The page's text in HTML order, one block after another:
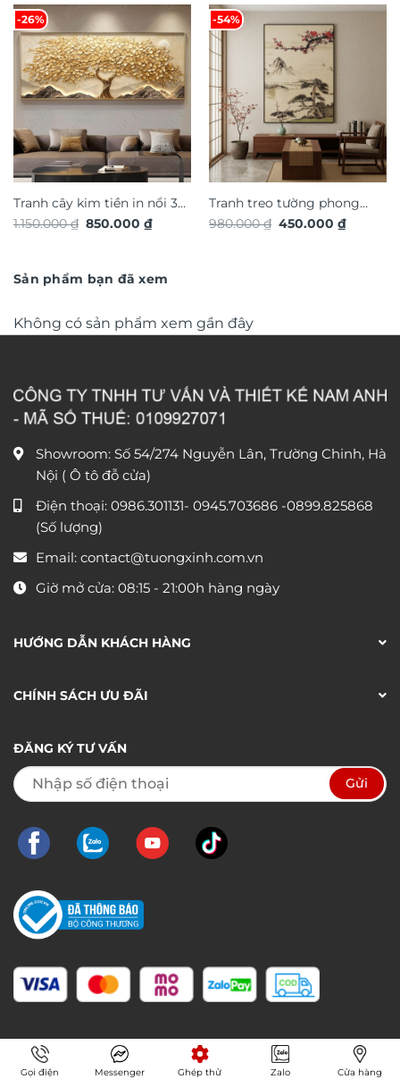
-26%
Tranh cây kim tiền in nổi 3d
hiệu ứng dát vàng TG4934S
1.150.000₫ Giá
850.000₫Giá
-54%
Tranh treo tường phong
cảnh nghệ thuật TG4928S
980.000₫ Giá
450.000₫Giá
Sản phẩm bạn đã xem
Không có sản phẩm xem gần đây
Showroom: Số 54/274 Nguyễn Lân, Trường Chinh, Hà
Nội ( Ô tô đỗ cửa)
Điện thoại: 0986.301131- 0945.703686 -0899.825868
(Số lượng)
Email: contact@tuongxinh.com.vn
Giờ mở cửa: 08:15 - 21:00h hàng ngày
HƯỚNG DẪN KHÁCH HÀNG
CHÍNH SÁCH ƯU ĐÃI
ĐĂNG KÝ TƯ VẤN
Gọi điện Messenger Ghép thử Zalo Cửa hàng